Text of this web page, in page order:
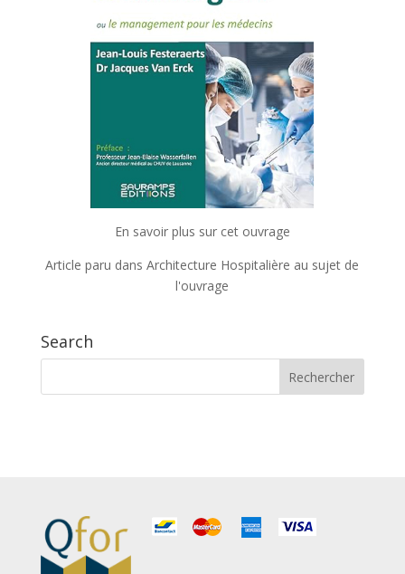
En savoir plus sur cet ouvrage
Article paru dans Architecture Hospitalière au sujet de
l'ouvrage
Search